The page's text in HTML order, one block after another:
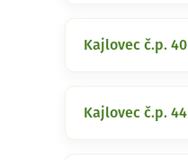
Kajlovec č.p. 40
Kajlovec č.p. 44